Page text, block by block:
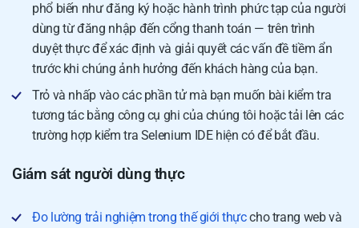
phổ biến như đăng ký hoặc hành trình phức tạp của người
dùng từ đăng nhập đến cổng thanh toán — trên trình
duyệt thực để xác định và giải quyết các vấn đề tiềm ẩn
trước khi chúng ảnh hưởng đến khách hàng của bạn.
Trỏ và nhấp vào các phần tử mà bạn muốn bài kiểm tra
tương tác bằng công cụ ghi của chúng tôi hoặc tải lên các
trường hợp kiểm tra Selenium IDE hiện có để bắt đầu.
Giám sát người dùng thực
Đo lường trải nghiệm trong thế giới thựccho trang web và